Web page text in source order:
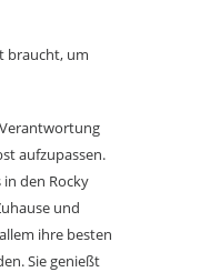
braucht, um
aufzupassen.
den Rocky
und
ihre besten
Sie genießt